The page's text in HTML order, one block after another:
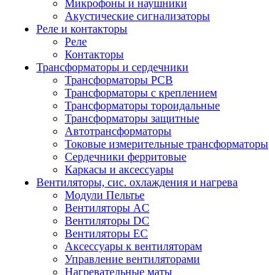
Микрофоны и наушники
Акустические сигнализаторы
Реле и контакторы
Реле
Контакторы
Трансформаторы и сердечники
Трансформаторы PCB
Трансформаторы с креплением
Трансформаторы тороидальные
Трансформаторы защитные
Автотрансформаторы
Токовые измерительные трансформаторы
Сердечники ферритовые
Каркасы и аксессуары
Вентиляторы, сис. охлаждения и нагрева
Модули Пельтье
Вентиляторы AC
Вентиляторы DC
Вентиляторы EC
Аксессуары к вентиляторам
Управление вентиляторами
Нагревательные маты